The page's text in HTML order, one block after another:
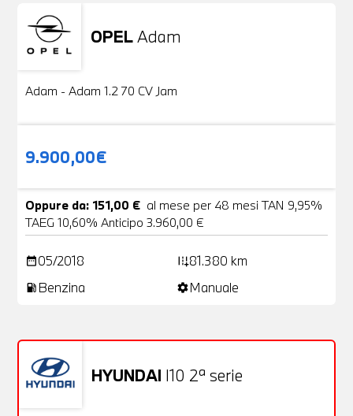
OPELAdam
Usato
Adam - Adam 1.2 70 CV Jam
9.900,00€
Oppure da: 151,00 € al mese per 48 mesi TAN 9,95%
TAEG 10,60% Anticipo 3.960,00 €
date_range05/2018 add_road81.380 km
local_gas_station Benzina settingsManuale
HYUNDAI I10 2ª serie
Usato